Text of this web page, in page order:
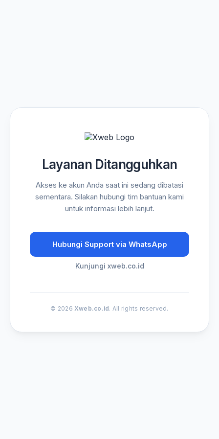
Layanan Ditangguhkan
Akses ke akun Anda saat ini sedang dibatasi
sementara. Silakan hubungi tim bantuan kami
untuk informasi lebih lanjut.
Hubungi Support via WhatsApp
Kunjungi xweb.co.id
© 2026 Xweb.co.id. All rights reserved.